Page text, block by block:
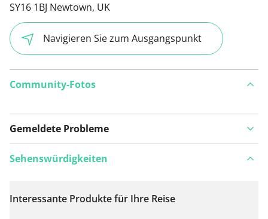
SY16 1BJ Newtown, UK
Navigieren Sie zum Ausgangspunkt
Community-Fotos
Gemeldete Probleme
Auf Karte anzeigen
Sehenswürdigkeiten
Interessante Produkte für Ihre Reise